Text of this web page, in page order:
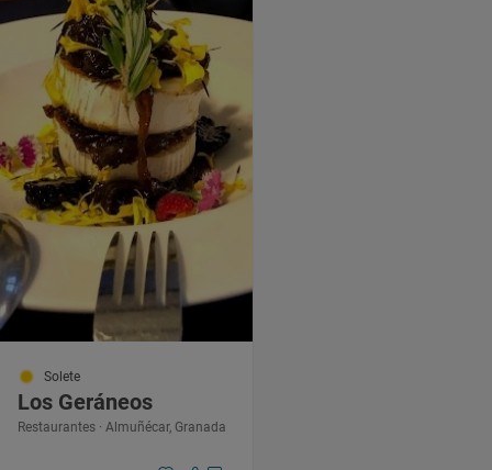
Solete
Los Geráneos
Restaurantes · Almuñécar, Granada